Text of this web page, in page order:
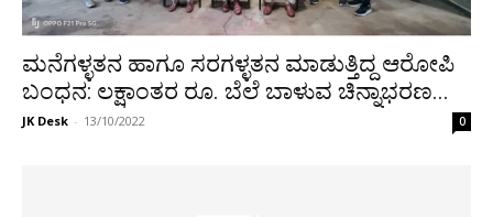
ಮನೆಗಳ್ಳತನ ಹಾಗೂ ಸರಗಳ್ಳತನ ಮಾಡುತ್ತಿದ್ದ ಆರೋಪಿ
ಬಂಧನ: ಲಕ್ಷಾಂತರ ರೂ. ಬೆಲೆ ಬಾಳುವ ಚಿನ್ನಾಭರಣ...
JK Desk - 13/10/2022 0